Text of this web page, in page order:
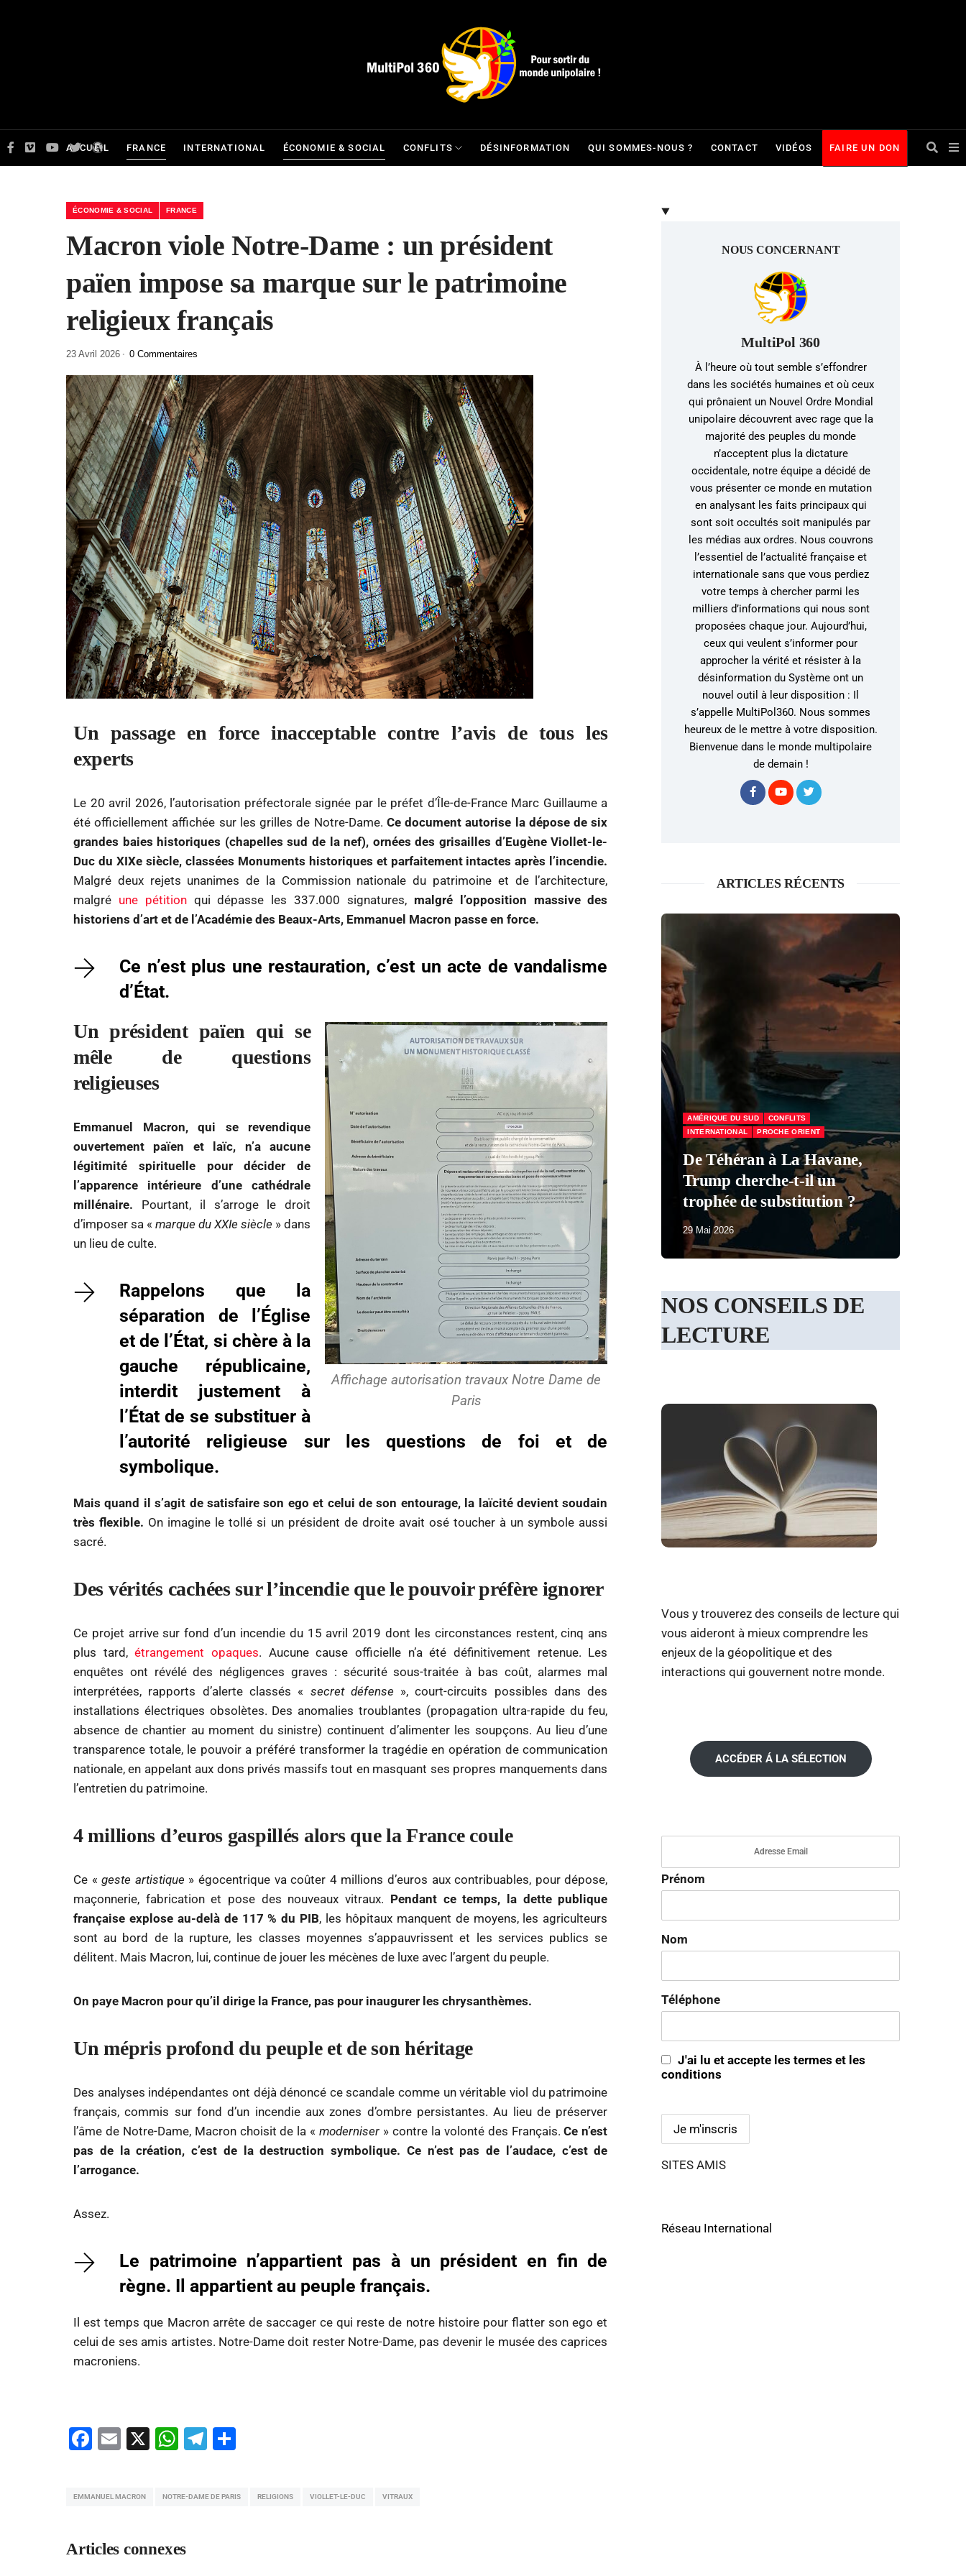
ACCUEIL FRANCE INTERNATIONAL ÉCONOMIE & SOCIAL CONFLITS DÉSINFORMATION QUI SOMMES-NOUS ? CONTACT VIDÉOS FAIRE UN DON
ÉCONOMIE & SOCIAL FRANCE
Macron viole Notre-Dame : un président
païen impose sa marque sur le patrimoine
religieux français
23 Avril 2026 0 Commentaires
Un passage en force inacceptable contre l’avis de tous les
experts
Le 20 avril 2026, l’autorisation préfectorale signée par le préfet d’Île-de-France Marc Guillaume a
été officiellement affichée sur les grilles de Notre-Dame. Ce document autorise la dépose de six
grandes baies historiques (chapelles sud de la nef), ornées des grisailles d’Eugène Viollet-le-
Duc du XIXe siècle, classées Monuments historiques et parfaitement intactes après l’incendie.
Malgré deux rejets unanimes de la Commission nationale du patrimoine et de l’architecture,
malgré une pétitionqui dépasse les 337.000 signatures, malgré l’opposition massive des
historiens d’art et de l’Académie des Beaux-Arts, Emmanuel Macron passe en force.
Ce n’est plus une restauration, c’est un acte de vandalisme
d’État.
Affichage autorisation travaux Notre Dame de
Paris
Un président païen qui se
mêle de questions
religieuses
Emmanuel Macron, qui se revendique
ouvertement païen et laïc, n’a aucune
légitimité spirituelle pour décider de
l’apparence intérieure d’une cathédrale
millénaire. Pourtant, il s’arroge le droit
d’imposer sa «marque du XXIe siècle » dans
un lieu de culte.
Rappelons que la
séparation de l’Église
et de l’État, si chère à la
gauche républicaine,
interdit justement à
l’État de se substituer à
l’autorité religieuse sur les questions de foi et de
symbolique.
Mais quand il s’agit de satisfaire son ego et celui de son entourage, la laïcité devient soudain
très flexible. On imagine le tollé si un président de droite avait osé toucher à un symbole aussi
sacré.
Des vérités cachées sur l’incendie que le pouvoir préfère ignorer
Ce projet arrive sur fond d’un incendie du 15 avril 2019 dont les circonstances restent, cinq ans
plus tard,étrangement opaques. Aucune cause officielle n’a été définitivement retenue. Les
enquêtes ont révélé des négligences graves : sécurité sous-traitée à bas coût, alarmes mal
interprétées, rapports d’alerte classés « secret défense », court-circuits possibles dans des
installations électriques obsolètes. Des anomalies troublantes (propagation ultra-rapide du feu,
absence de chantier au moment du sinistre) continuent d’alimenter les soupçons. Au lieu d’une
transparence totale, le pouvoir a préféré transformer la tragédie en opération de communication
nationale, en appelant aux dons privés massifs tout en masquant ses propres manquements dans
l’entretien du patrimoine.
4 millions d’euros gaspillés alors que la France coule
Ce «geste artistique » égocentrique va coûter 4 millions d’euros aux contribuables, pour dépose,
maçonnerie, fabrication et pose des nouveaux vitraux. Pendant ce temps, la dette publique
française explose au-delà de 117 % du PIB, les hôpitaux manquent de moyens, les agriculteurs
sont au bord de la rupture, les classes moyennes s’appauvrissent et les services publics se
délitent. Mais Macron, lui, continue de jouer les mécènes de luxe avec l’argent du peuple.
On paye Macron pour qu’il dirige la France, pas pour inaugurer les chrysanthèmes.
Un mépris profond du peuple et de son héritage
Des analyses indépendantes ont déjà dénoncé ce scandale comme un véritable viol du patrimoine
français, commis sur fond d’un incendie aux zones d’ombre persistantes. Au lieu de préserver
l’âme de Notre-Dame, Macron choisit de la «moderniser » contre la volonté des Français.Ce n’est
pas de la création, c’est de la destruction symbolique. Ce n’est pas de l’audace, c’est de
l’arrogance.
Assez.
Le patrimoine n’appartient pas à un président en fin de
règne. Il appartient au peuple français.
Il est temps que Macron arrête de saccager ce qui reste de notre histoire pour flatter son ego et
celui de ses amis artistes. Notre-Dame doit rester Notre-Dame, pas devenir le musée des caprices
macroniens.
Facebook
Email
X WhatsApp
Telegram
EMMANUEL MACRON NOTRE-DAME DE PARIS RELIGIONS VIOLLET-LE-DUC VITRAUX
Articles connexes
NOUS CONCERNANT
MultiPol 360
À l’heure où tout semble s’effondrer
dans les sociétés humaines et où ceux
qui prônaient un Nouvel Ordre Mondial
unipolaire découvrent avec rage que la
majorité des peuples du monde
n’acceptent plus la dictature
occidentale, notre équipe a décidé de
vous présenter ce monde en mutation
en analysant les faits principaux qui
sont soit occultés soit manipulés par
les médias aux ordres. Nous couvrons
l’essentiel de l’actualité française et
internationale sans que vous perdiez
votre temps à chercher parmi les
milliers d’informations qui nous sont
proposées chaque jour. Aujourd’hui,
ceux qui veulent s’informer pour
approcher la vérité et résister à la
désinformation du Système ont un
nouvel outil à leur disposition : Il
s’appelle MultiPol360. Nous sommes
heureux de le mettre à votre disposition.
Bienvenue dans le monde multipolaire
de demain !
ARTICLES RÉCENTS
DÉSINFORMATION
FRANCE
Dématérialisation totale des
procurations de vote : six
mois après les municipales,
le bilan qui inquiète
28 Mai 2026
AMÉRIQUE DU SUD
CONFLITS
INTERNATIONAL
PROCHE ORIENT
De Téhéran à La Havane,
Trump cherche-t-il un
trophée de substitution ?
29 Mai 2026
NOS CONSEILS DE
LECTURE
Vous y trouverez des conseils de lecture qui
vous aideront à mieux comprendre les
enjeux de la géopolitique et des
interactions qui gouvernent notre monde.
ACCÉDER Á LA SÉLECTION
Prénom
Nom
Téléphone
J'ai lu et accepte les termes et les
conditions
SITES AMIS
Réseau International